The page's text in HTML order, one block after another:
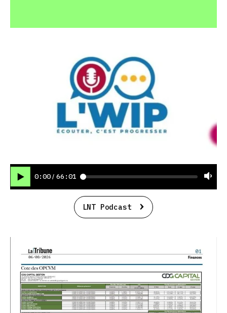
0:00 / 66:01
LNT Podcast